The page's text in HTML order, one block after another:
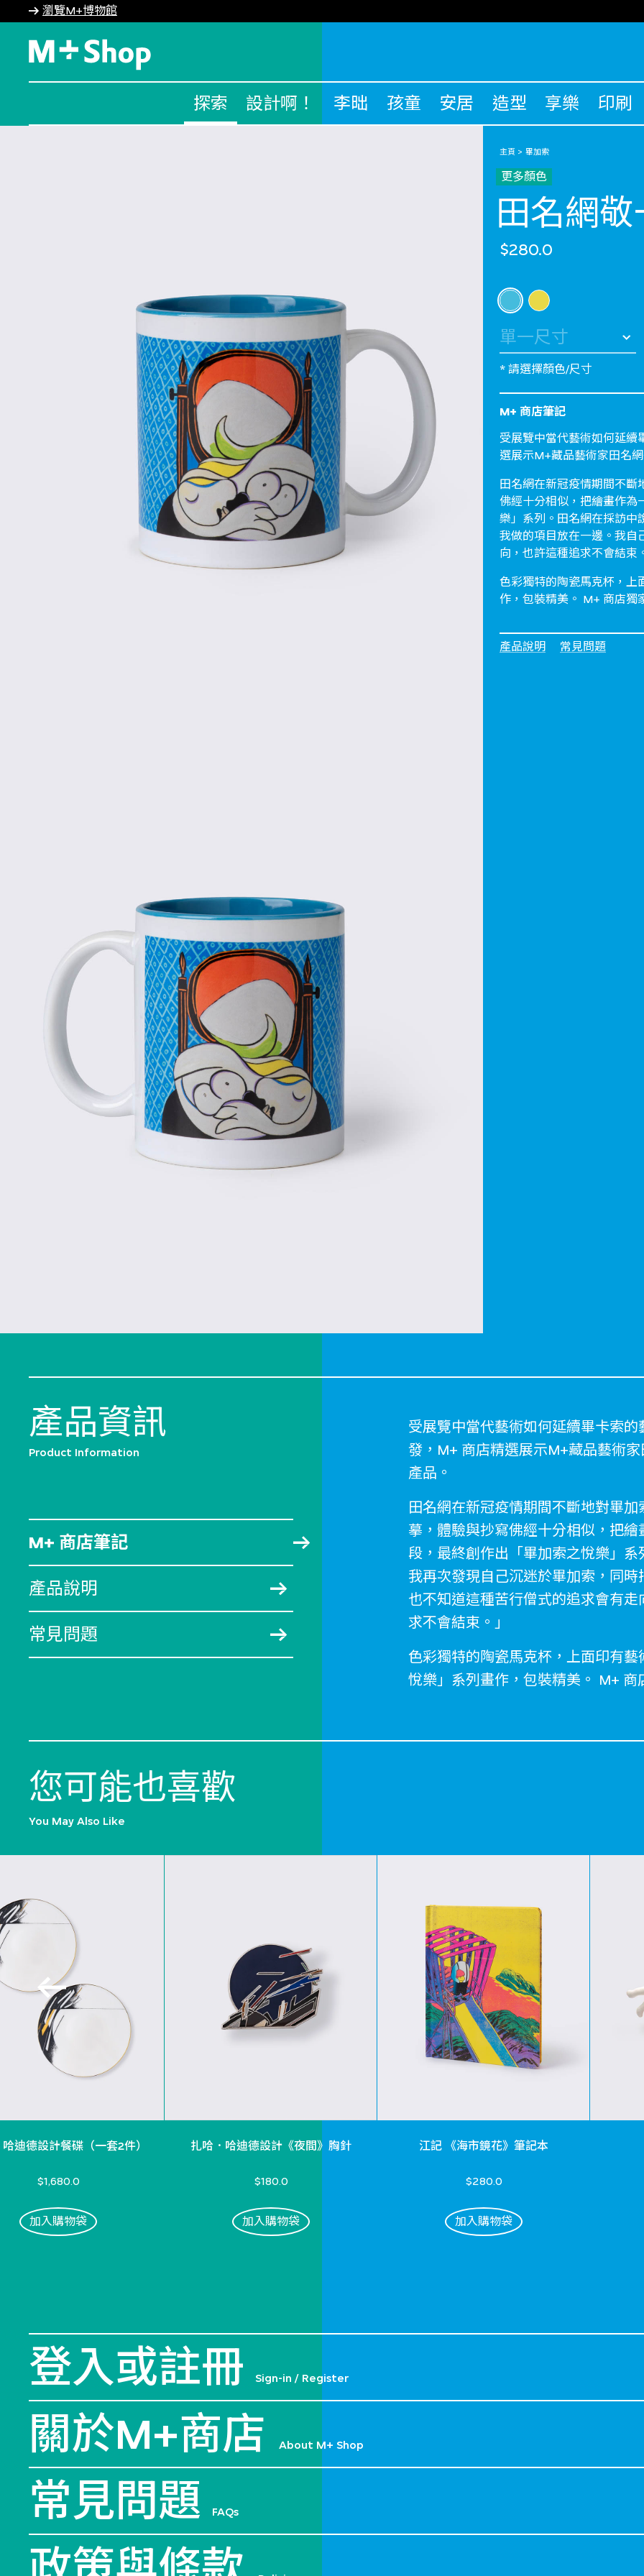
瀏覽M+博物館
探索 設計啊！ 李昢 孩童 安居 造型 享樂 印刷
主頁 畢加索
更多顏色
田名網
$280.0
選擇 顏色
* 請選擇顏色/尺寸
M+ 商店筆記
受展覽中當代藝術如何延續
選展示M+藏品藝術家田名
田名網在新冠疫情期間不斷
佛經十分相似，把繪畫作為
樂」系列。田名網在採訪中
我做的項目放在一邊。我自
向，也許這種追求不會結束
色彩獨特的陶瓷馬克杯，上
作，包裝精美。 M+ 商店獨
產品說明 常見問題
產品資訊
Product Information
M+ 商店筆記
產品說明
常見問題
受展覽中當代藝術如何延續畢卡索
發，M+ 商店精選展示M+藏品藝術
產品。
田名網在新冠疫情期間不斷地對畢
摹，體驗與抄寫佛經十分相似，把
段，最終創作出「畢加索之悅樂」
我再次發現自己沉迷於畢加索，同
也不知道這種苦行僧式的追求會有
求不會結束。」
色彩獨特的陶瓷馬克杯，上面印有
悅樂」系列畫作，包裝精美。 M+ 商
您可能也喜歡
You May Also Like
迪德設計餐碟（一套2件）
$1,680.0
加入購物袋
扎哈．哈迪德設計《夜間》胸針
$180.0
加入購物袋
江記 《海市鏡花》筆記本
$280.0
加入購物袋
登入或註冊 Sign-in / Register
關於M+商店 About M+ Shop
常見問題 FAQs